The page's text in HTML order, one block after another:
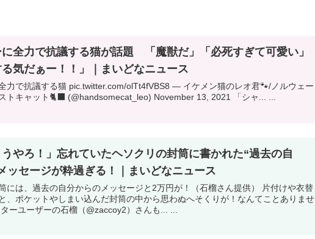
全力で抗議する猫が話題 「魔獣だ」「必死すぎて可愛い」
る気だぁー！！」｜まいどなニュース
力で抗議する猫 pic.twitter.com/olTt4fVBS8 — イケメン猫のレオ君🐾/ノルウェー
トキャット🐈‍⬛ (@handsomecat_leo) November 13, 2021 「シャ... ...
うやろ！」忘れていたヘソクリの封筒に書かれた“過去の自
ッセージが粋過ぎる！｜まいどなニュース
には、過去の自分からのメッセージと2万円が！（石榴さん提供） 片付けや衣替
、ポケットやしまい込んだ封筒の中から思わぬへそくりが！なんてことありませ
ーユーザーの石榴（@zaccoy2）さんも... ...